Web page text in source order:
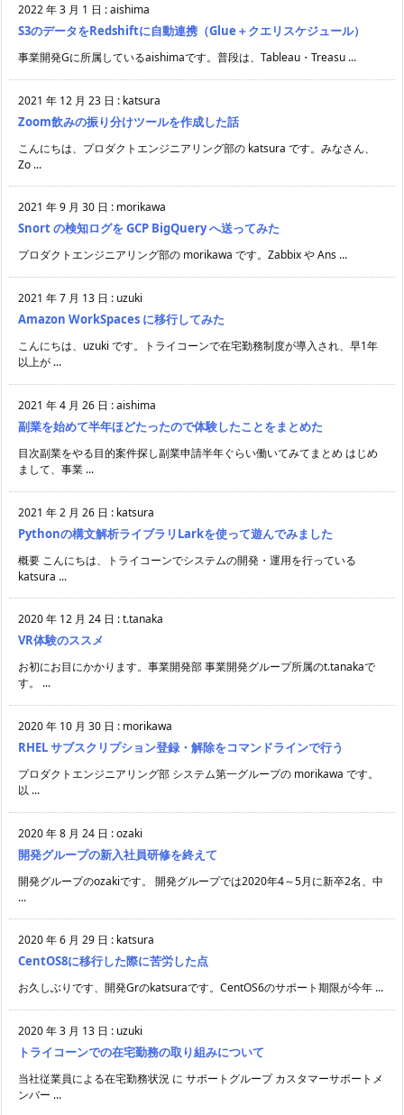
2022 年 3 月 1 日 :aishima
S3のデータをRedshiftに自動連携（Glue＋クエリスケジュール）
事業開発Gに所属しているaishimaです。普段は、Tableau・Treasu ...
2021 年 12 月 23 日 : katsura
Zoom飲みの振り分けツールを作成した話
こんにちは、プロダクトエンジニアリング部の katsura です。みなさん、
Zo ...
2021 年 9 月 30 日 : morikawa
Snort の検知ログを GCP BigQuery へ送ってみた
プロダクトエンジニアリング部の morikawa です。Zabbix や Ans ...
2021 年 7 月 13 日 : uzuki
Amazon WorkSpaces に移行してみた
こんにちは、uzuki です。トライコーンで在宅勤務制度が導入され、早1年
以上が ...
2021 年 4 月 26 日 :aishima
副業を始めて半年ほどたったので体験したことをまとめた
目次副業をやる目的案件探し副業申請半年ぐらい働いてみてまとめ はじめ
まして、事業 ...
2021 年 2 月 26 日 : katsura
Pythonの構文解析ライブラリLarkを使って遊んでみました
概要 こんにちは、トライコーンでシステムの開発・運用を行っている
katsura ...
2020 年 12 月 24 日 :t.tanaka
VR体験のススメ
お初にお目にかかります。事業開発部 事業開発グループ所属のt.tanakaで
す。 ...
2020 年 10 月 30 日 : morikawa
RHEL サブスクリプション登録・解除をコマンドラインで行う
プロダクトエンジニアリング部 システム第一グループの morikawa です。
以 ...
2020 年 8 月 24 日 :ozaki
開発グループの新入社員研修を終えて
開発グループのozakiです。 開発グループでは2020年4～5月に新卒2名、中
...
2020 年 6 月 29 日 : katsura
CentOS8に移行した際に苦労した点
お久しぶりです、開発Grのkatsuraです。CentOS6のサポート期限が今年 ...
2020 年 3 月 13 日 : uzuki
トライコーンでの在宅勤務の取り組みについて
当社従業員による在宅勤務状況 に サポートグループ カスタマーサポートメ
ンバー ...